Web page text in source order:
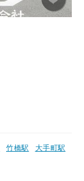
竹橋駅
大手町駅